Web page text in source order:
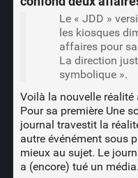
Le « JDD »
les kiosques
affaires pour
La direction
symbolique ».
Voilà la nouvelle réalité
Pour sa première Une
journal travestit la
autre événément sous
mieux au sujet. Le
a (encore) tué un média.